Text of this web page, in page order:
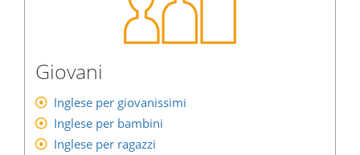
Giovani
Inglese per giovanissimi
Inglese per bambini
Inglese per ragazzi